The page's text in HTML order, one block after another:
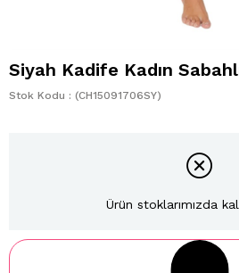
Siyah Kadife Kadın
Stok Kodu (CH15091706SY)
Ürün stoklarımızda